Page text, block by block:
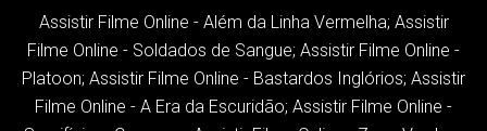
Assistir Filme Online - Além da Linha Vermelha; Assistir
Filme Online - Soldados de Sangue; Assistir Filme Online -
Platoon; Assistir Filme Online - Bastardos Inglórios; Assistir
Filme Online - A Era da Escuridão; Assistir Filme Online -